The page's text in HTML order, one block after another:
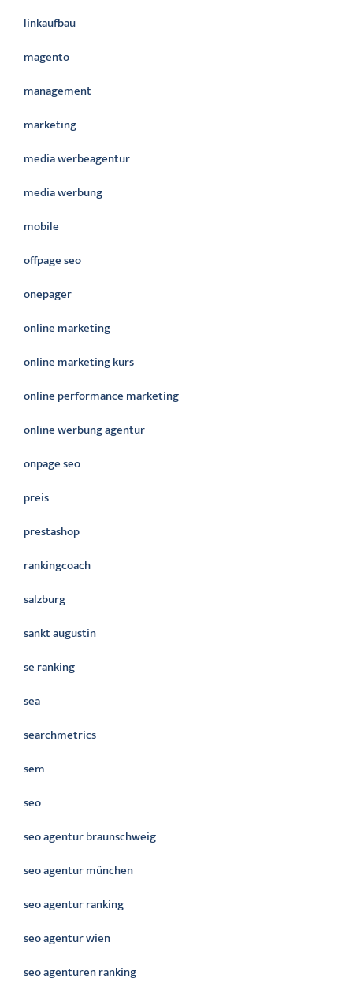
linkaufbau
magento
management
marketing
media werbeagentur
media werbung
mobile
offpage seo
onepager
online marketing
online marketing kurs
online performance marketing
online werbung agentur
onpage seo
preis
prestashop
rankingcoach
salzburg
sankt augustin
se ranking
sea
searchmetrics
sem
seo
seo agentur braunschweig
seo agentur münchen
seo agentur ranking
seo agentur wien
seo agenturen ranking